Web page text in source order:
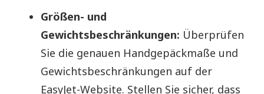
Größen- und
Gewichtsbeschränkungen: Überprüfen
Sie die genauen Handgepäckmaße und
Gewichtsbeschränkungen auf der
EasyJet-Website. Stellen Sie sicher, dass